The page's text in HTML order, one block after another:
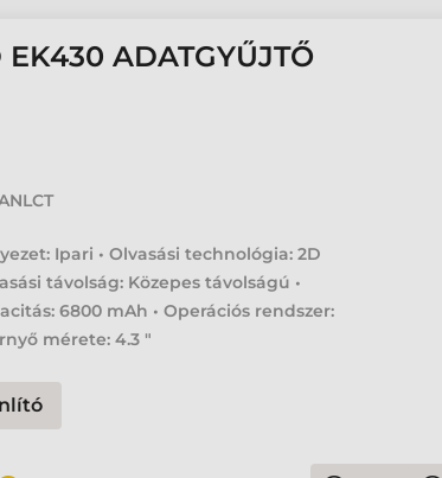
EK430 ADATGYŰJTŐ
Ipari • Olvasási technológia: 2D
távolság: Közepes távolságú •
6800 mAh • Operációs rendszer:
mérete: 4.3 "